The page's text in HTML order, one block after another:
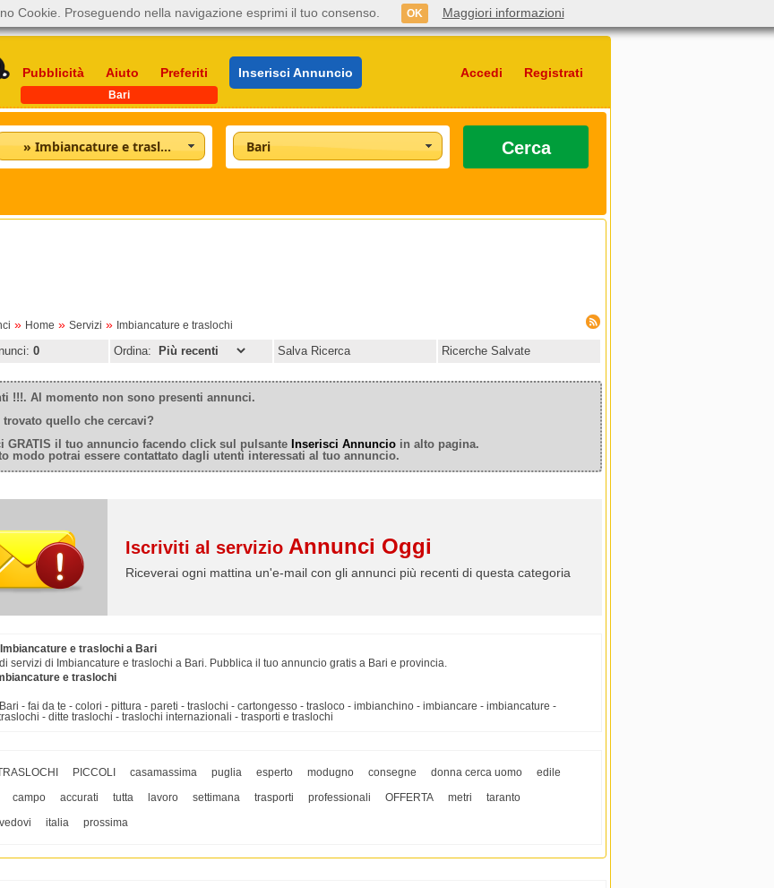
Pubblicità Aiuto Preferiti Inserisci Annuncio Accedi Registrati
Bari
» Imbiancature e traslochi Bari Cerca
» Home » Servizi » Imbiancature e traslochi
0 Ordina: Salva Ricerca Ricerche Salvate
!!!. Al momento non sono presenti annunci.
trovato quello che cercavi?
GRATIS il tuo annuncio facendo click sul pulsante Inserisci Annuncio in alto pagina.
modo potrai essere contattato dagli utenti interessati al tuo annuncio.
Iscriviti al servizio Annunci Oggi
Riceverai ogni mattina un'e-mail con gli annunci più recenti di questa categoria
e traslochi a Bari
servizi di Imbiancature e traslochi a Bari. Pubblica il tuo annuncio gratis a Bari e provincia.
e traslochi
- fai da te - colori - pittura - pareti - traslochi - cartongesso - trasloco - imbianchino - imbiancare - imbiancature -
- ditte traslochi - traslochi internazionali - trasporti e traslochi
PICCOLI casamassima puglia esperto modugno consegne donna cerca uomo
edile
campo accurati tutta lavoro settimana trasporti professionali OFFERTA metri
taranto
italia prossima
Cookie. Proseguendo nella navigazione esprimi il tuo consenso. OK Maggiori informazioni